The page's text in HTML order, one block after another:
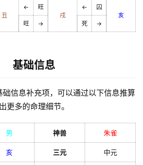
丑
←
旺
戌
←
囚
亥
旺 → 死 →
基础信息
础信息补充项，可以通过以下信息推算
出更多的命理细节。
男 神兽 朱雀
亥 三元 中元